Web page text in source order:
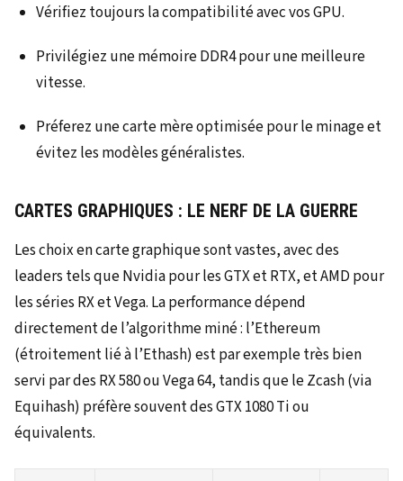
Vérifiez toujours la compatibilité avec vos GPU.
Privilégiez une mémoire DDR4 pour une meilleure
vitesse.
Préferez une carte mère optimisée pour le minage et
évitez les modèles généralistes.
CARTES GRAPHIQUES : LE NERF DE LA GUERRE
Les choix en carte graphique sont vastes, avec des
leaders tels que Nvidia pour les GTX et RTX, et AMD pour
les séries RX et Vega. La performance dépend
directement de l’algorithme miné : l’Ethereum
(étroitement lié à l’Ethash) est par exemple très bien
servi par des RX 580 ou Vega 64, tandis que le Zcash (via
Equihash) préfère souvent des GTX 1080 Ti ou
équivalents.